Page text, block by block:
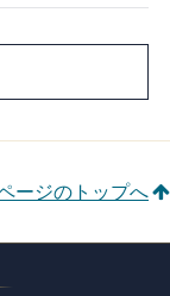
ージのトップへ